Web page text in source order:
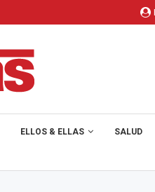
ELLOS & ELLAS SALUD